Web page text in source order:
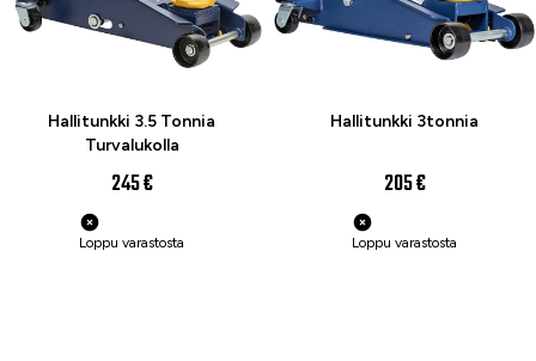
Hallitunkki 3.5 Tonnia
Turvalukolla
245 €
Loppu varastosta
Hallitunkki 3tonnia
205 €
Loppu varastosta